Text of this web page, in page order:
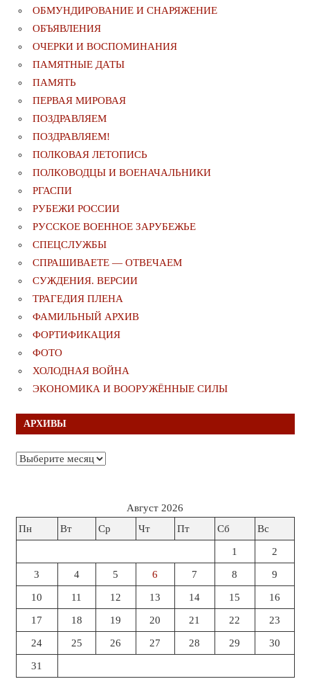
ОБМУНДИРОВАНИЕ И СНАРЯЖЕНИЕ
ОБЪЯВЛЕНИЯ
ОЧЕРКИ И ВОСПОМИНАНИЯ
ПАМЯТНЫЕ ДАТЫ
ПАМЯТЬ
ПЕРВАЯ МИРОВАЯ
ПОЗДРАВЛЯЕМ
ПОЗДРАВЛЯЕМ!
ПОЛКОВАЯ ЛЕТОПИСЬ
ПОЛКОВОДЦЫ И ВОЕНАЧАЛЬНИКИ
РГАСПИ
РУБЕЖИ РОССИИ
РУССКОЕ ВОЕННОЕ ЗАРУБЕЖЬЕ
СПЕЦСЛУЖБЫ
СПРАШИВАЕТЕ — ОТВЕЧАЕМ
СУЖДЕНИЯ. ВЕРСИИ
ТРАГЕДИЯ ПЛЕНА
ФАМИЛЬНЫЙ АРХИВ
ФОРТИФИКАЦИЯ
ФОТО
ХОЛОДНАЯ ВОЙНА
ЭКОНОМИКА И ВООРУЖЁННЫЕ СИЛЫ
АРХИВЫ
Архивы
Август 2026
Пн
Вт Ср Чт Пт Сб Вс
1 2
3 4 5 6 7 8 9
10 11 12 13 14 15 16
17 18 19 20 21 22 23
24 25 26 27 28 29 30
31